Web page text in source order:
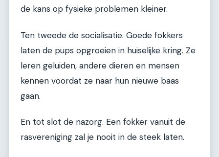
de kans op fysieke problemen kleiner.
Ten tweede de socialisatie. Goede fokkers
laten de pups opgroeien in huiselijke kring. Ze
leren geluiden, andere dieren en mensen
kennen voordat ze naar hun nieuwe baas
gaan.
En tot slot de nazorg. Een fokker vanuit de
rasvereniging zal je nooit in de steek laten.